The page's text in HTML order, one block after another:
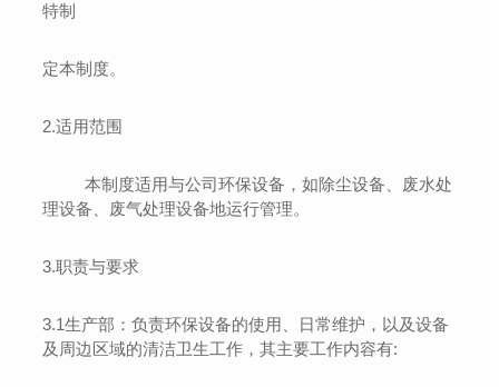
特制
定本制度。
2.适用范围
本制度适用与公司环保设备，如除尘设备、废水处
理设备、废气处理设备地运行管理。
3.职责与要求
3.1生产部 ：负责环保设备的使用、日常维护，以及设备
及周边区域的清洁卫生工作，其主要工作内容有: